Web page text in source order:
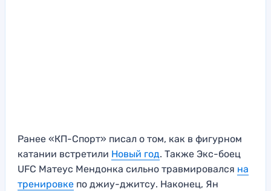
Ранее «КП-Спорт» писал о том, как в фигурном
катании встретили Новый год. Также Экс-боец
UFC Матеус Мендонка сильно травмировался на
тренировке по джиу-джитсу. Наконец, Ян